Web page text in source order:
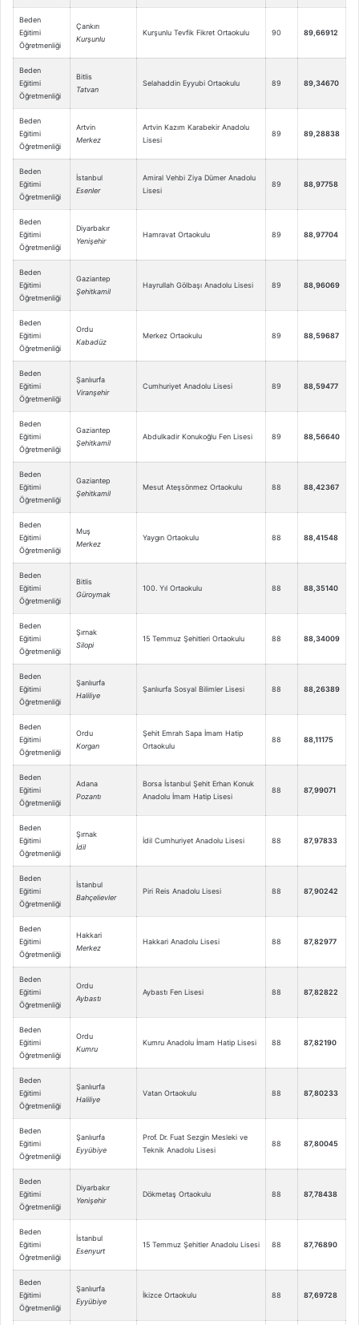
Beden
Eğitimi
Öğretmenliği
Çankırı
Kurşunlu
Kurşunlu Tevfik Fikret Ortaokulu 90 89,66912
Beden
Eğitimi
Öğretmenliği
Bitlis
Tatvan
Selahaddin Eyyubi Ortaokulu 89 89,34670
Beden
Eğitimi
Öğretmenliği
Artvin
Merkez
Artvin Kazım Karabekir Anadolu
Lisesi
89 89,28838
Beden
Eğitimi
Öğretmenliği
İstanbul
Esenler
Amiral Vehbi Ziya Dümer Anadolu
Lisesi
89 88,97758
Beden
Eğitimi
Öğretmenliği
Diyarbakır
Yenişehir
Hamravat Ortaokulu 89 88,97704
Beden
Eğitimi
Öğretmenliği
Gaziantep
Şehitkamil
Hayrullah Gölbaşı Anadolu Lisesi 89 88,96069
Beden
Eğitimi
Öğretmenliği
Ordu
Kabadüz
Merkez Ortaokulu 89 88,59687
Beden
Eğitimi
Öğretmenliği
Şanlıurfa
Viranşehir
Cumhuriyet Anadolu Lisesi 89 88,59477
Beden
Eğitimi
Öğretmenliği
Gaziantep
Şehitkamil
Abdulkadir Konukoğlu Fen Lisesi 89 88,56640
Beden
Eğitimi
Öğretmenliği
Gaziantep
Şehitkamil
Mesut Ateşsönmez Ortaokulu 88 88,42367
Beden
Eğitimi
Öğretmenliği
Muş
Merkez
Yaygın Ortaokulu 88 88,41548
Beden
Eğitimi
Öğretmenliği
Bitlis
Güroymak
100. Yıl Ortaokulu 88 88,35140
Beden
Eğitimi
Öğretmenliği
Şırnak
Silopi
15 Temmuz Şehitleri Ortaokulu 88 88,34009
Beden
Eğitimi
Öğretmenliği
Şanlıurfa
Haliliye
Şanlıurfa Sosyal Bilimler Lisesi 88 88,26389
Beden
Eğitimi
Öğretmenliği
Ordu
Korgan
Şehit Emrah Sapa İmam Hatip
Ortaokulu
88 88,11175
Beden
Eğitimi
Öğretmenliği
Adana
Pozantı
Borsa İstanbul Şehit Erhan Konuk
Anadolu İmam Hatip Lisesi
88 87,99071
Beden
Eğitimi
Öğretmenliği
Şırnak
İdil
İdil Cumhuriyet Anadolu Lisesi 88 87,97833
Beden
Eğitimi
Öğretmenliği
İstanbul
Bahçelievler
Piri Reis Anadolu Lisesi 88 87,90242
Beden
Eğitimi
Öğretmenliği
Hakkari
Merkez
Hakkari Anadolu Lisesi 88 87,82977
Beden
Eğitimi
Öğretmenliği
Ordu
Aybastı
Aybastı Fen Lisesi 88 87,82822
Beden
Eğitimi
Öğretmenliği
Ordu
Kumru
Kumru Anadolu İmam Hatip Lisesi 88 87,82190
Beden
Eğitimi
Öğretmenliği
Şanlıurfa
Haliliye
Vatan Ortaokulu 88 87,80233
Beden
Eğitimi
Öğretmenliği
Şanlıurfa
Eyyübiye
Prof. Dr. Fuat Sezgin Mesleki ve
Teknik Anadolu Lisesi
88 87,80045
Beden
Eğitimi
Öğretmenliği
Diyarbakır
Yenişehir
Dökmetaş Ortaokulu 88 87,78438
Beden
Eğitimi
Öğretmenliği
İstanbul
Esenyurt
15 Temmuz Şehitler Anadolu Lisesi 88 87,76890
Beden
Eğitimi
Öğretmenliği
Şanlıurfa
Eyyübiye
İkizce Ortaokulu 88 87,69728